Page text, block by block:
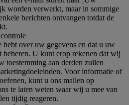
worden verwerkt, maar in sommige
berichten ontvangen totdat de
hebt over uw gegevens en dat u uw
U kunt erop rekenen dat wij
toestemming aan derden zullen
Voor informatie of
kunt u ons mailen op
te laten weten waar wij u mee van
tijdig reageren.